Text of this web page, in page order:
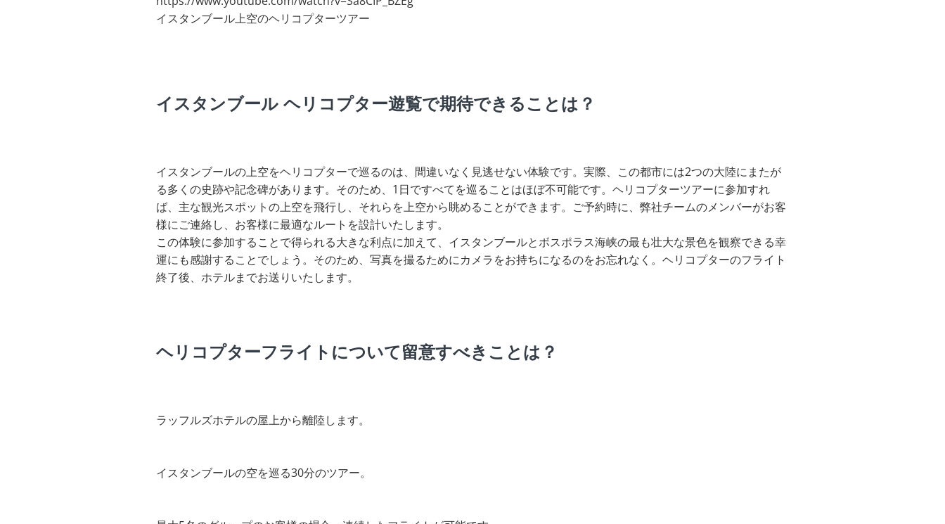
イスタンブール上空のヘリコプターツアー
イスタンブール ヘリコプター遊覧で期待できることは？
イスタンブールの上空をヘリコプターで巡るのは、間違いなく見逃せない体験です。実際、この都市には2つの大陸にまたが
る多くの史跡や記念碑があります。そのため、1日ですべてを巡ることはほぼ不可能です。ヘリコプターツアーに参加すれ
ば、主な観光スポットの上空を飛行し、それらを上空から眺めることができます。ご予約時に、弊社チームのメンバーがお客
様にご連絡し、お客様に最適なルートを設計いたします。
この体験に参加することで得られる大きな利点に加えて、イスタンブールとボスポラス海峡の最も壮大な景色を観察できる幸
運にも感謝することでしょう。そのため、写真を撮るためにカメラをお持ちになるのをお忘れなく。ヘリコプターのフライト
終了後、ホテルまでお送りいたします。
ヘリコプターフライトについて留意すべきことは？
ラッフルズホテルの屋上から離陸します。
イスタンブールの空を巡る30分のツアー。